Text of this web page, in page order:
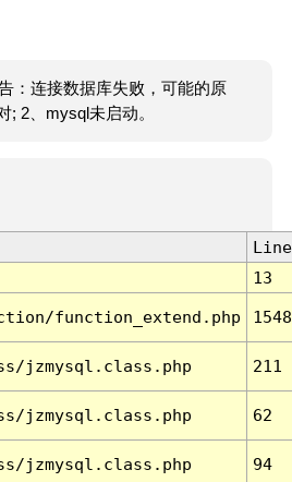
：连接数据库失败，可能的原
; 2、mysql未启动。
Line
13
function_extend.php 1548
jzmysql.class.php 211
jzmysql.class.php 62
jzmysql.class.php 94